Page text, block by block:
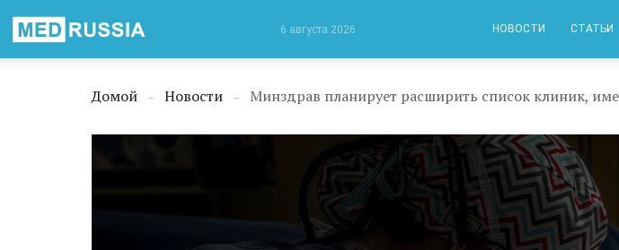
6 августа 2026 НОВОСТИ СТАТЬИ
Домой → Новости → Минздрав планирует расширить список клиник,